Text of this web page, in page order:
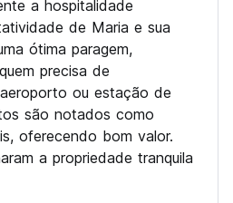
a hospitalidade
de Maria e sua
ótima paragem,
precisa de
ou estação de
são notados como
oferecendo bom valor.
a propriedade tranquila